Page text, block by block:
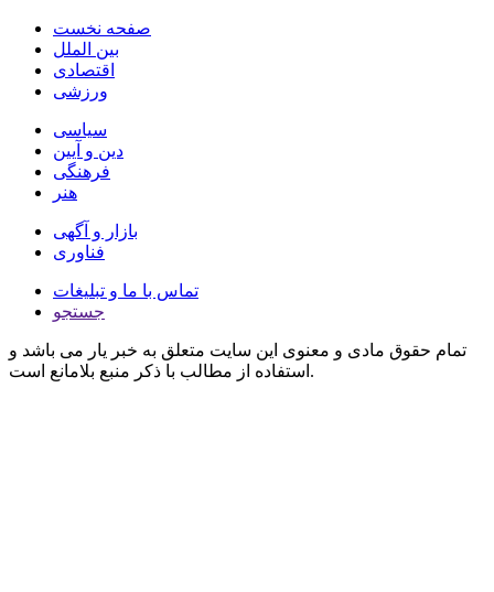
صفحه نخست
بین الملل
اقتصادی
ورزشی
سیاسی
دین و آیین
فرهنگی
هنر
بازار و آگهی
فناوری
تماس با ما و تبلیغات
جستجو
تمام حقوق مادی و معنوی این سایت متعلق به خبر یار می باشد و
استفاده از مطالب با ذکر منبع بلامانع است.